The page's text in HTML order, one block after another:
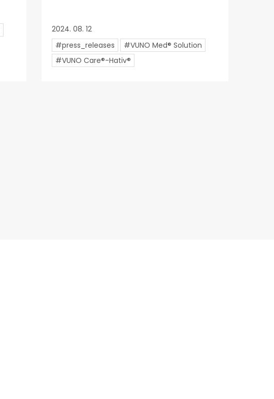
2024. 08. 12
#press_releases
#VUNO Med® Solution
#VUNO Care®-Hativ®